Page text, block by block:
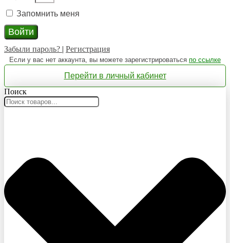
Запомнить меня
Войти
Забыли пароль? | Регистрация
Если у вас нет аккаунта, вы можете зарегистрироваться по ссылке
Перейти в личный кабинет
Поиск